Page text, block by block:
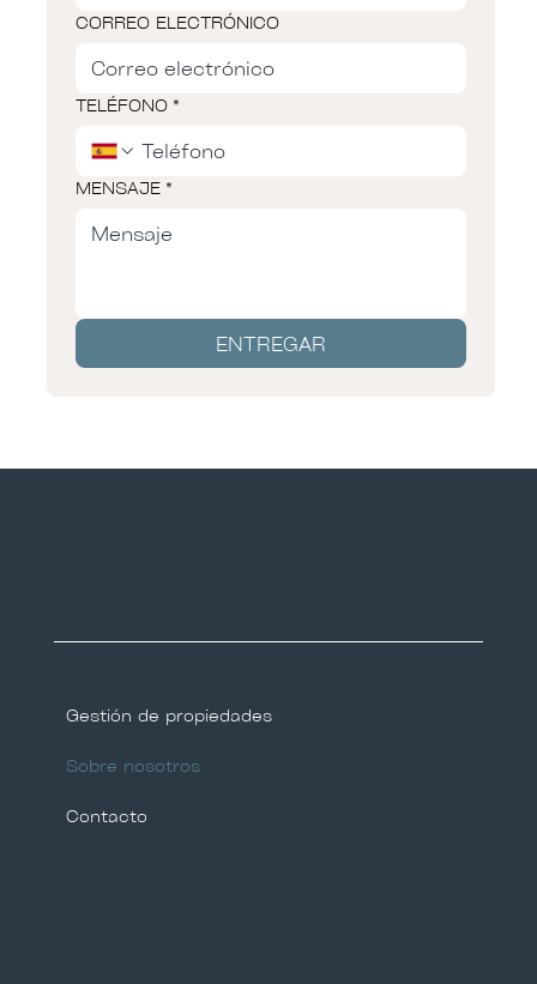
CORREO ELECTRÓNICO
TELÉFONO *
MENSAJE *
ENTREGAR
Gestión de propiedades
Sobre nosotros
Contacto